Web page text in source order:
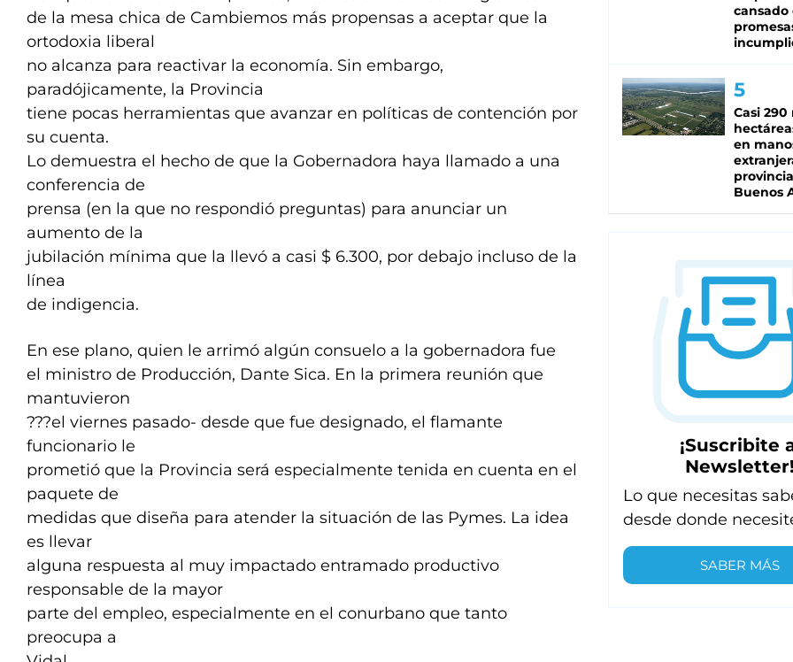
de la mesa chica de Cambiemos más propensas a aceptar que la
ortodoxia liberal
no alcanza para reactivar la economía. Sin embargo,
paradójicamente, la Provincia
tiene pocas herramientas que avanzar en políticas de contención por
su cuenta.
Lo demuestra el hecho de que la Gobernadora haya llamado a una
conferencia de
prensa (en la que no respondió preguntas) para anunciar un
aumento de la
jubilación mínima que la llevó a casi $ 6.300, por debajo incluso de la
línea
de indigencia.
En ese plano, quien le arrimó algún consuelo a la gobernadora fue
el ministro de Producción, Dante Sica. En la primera reunión que
mantuvieron
???el viernes pasado- desde que fue designado, el flamante
funcionario le
prometió que la Provincia será especialmente tenida en cuenta en el
paquete de
medidas que diseña para atender la situación de las Pymes. La idea
es llevar
alguna respuesta al muy impactado entramado productivo
responsable de la mayor
parte del empleo, especialmente en el conurbano que tanto
preocupa a
cansado
Casi 290
en
Buenos
¡Suscribite
Newsletter!
Lo que necesitas
desde donde
SABER MÁS